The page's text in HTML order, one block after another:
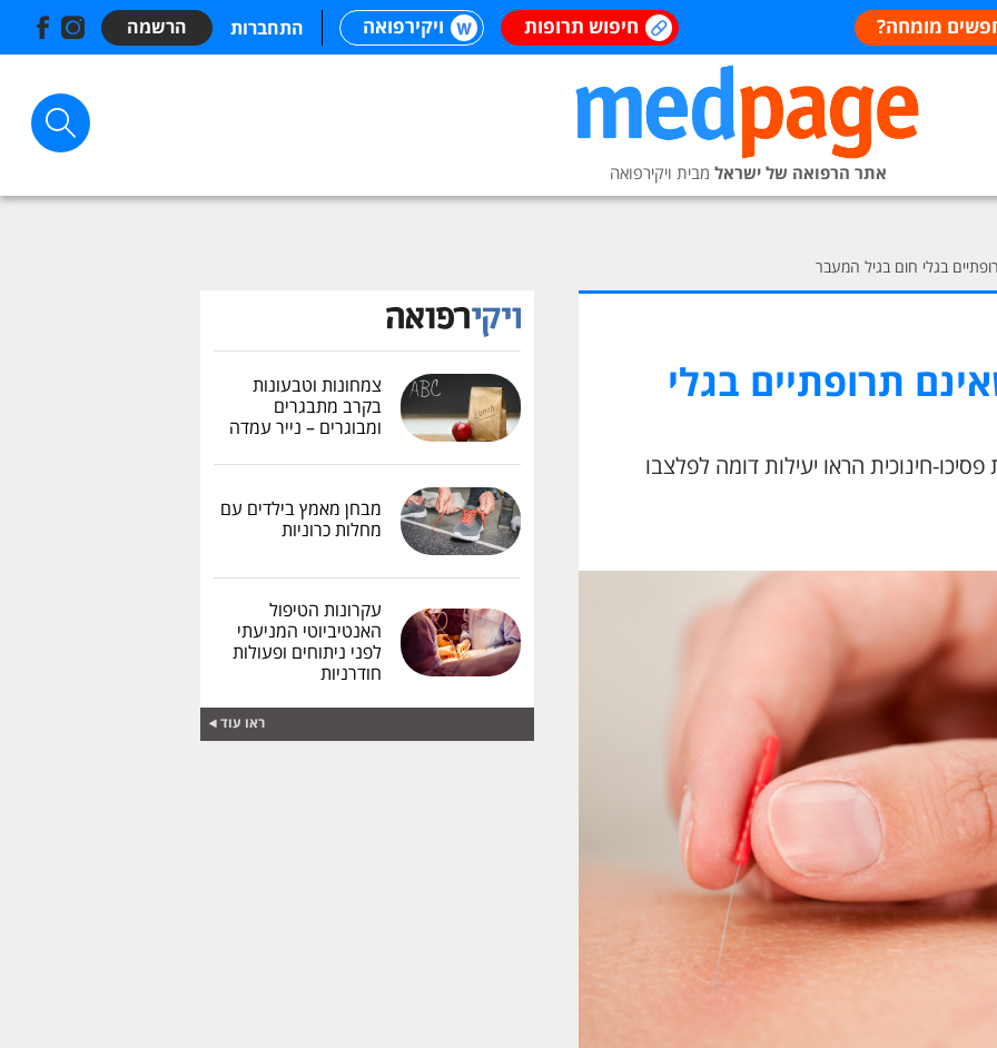
מומחה? חיפוש תרופות ויקירפואה התחברות הרשמה
אתר הרפואה של ישראל מבית ויקירפואה
בגלי חום בגיל המעבר
תרופתיים בגלי
פסיכו-חינוכית הראו יעילות דומה לפלצבו
צמחונות וטבעונות
בקרב מתבגרים
ומבוגרים – נייר עמדה
מבחן מאמץ בילדים עם
מחלות כרוניות
עקרונות הטיפול
האנטיביוטי המניעתי
לפני ניתוחים ופעולות
חודרניות
ראו עוד